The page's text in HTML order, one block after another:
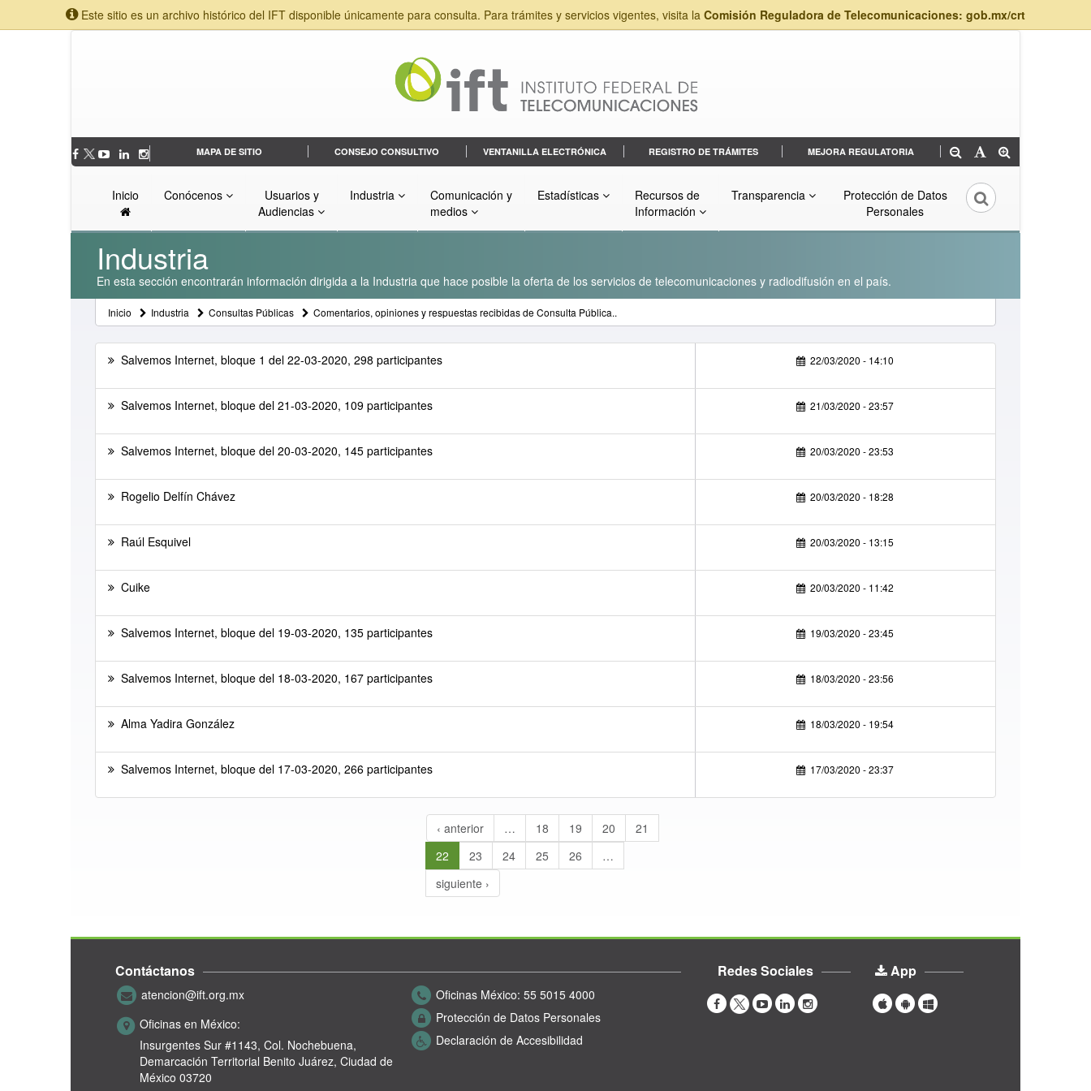
Este sitio es un archivo histórico del IFT disponible únicamente para consulta. Para trámites y servicios vigentes, visita la Comisión Reguladora de Telecomunicaciones: gob.mx/crt
MAPA DE SITIO CONSEJO CONSULTIVO VENTANILLA ELECTRÓNICA REGISTRO DE TRÁMITES MEJORA REGULATORIA
Inicio Conócenos
Usuarios y
Audiencias
Industria
Comunicación y
medios
Estadísticas
Recursos de
Información
Transparencia
Protección de Datos
Personales
Industria
En esta sección encontrarán información dirigida a la Industria que hace posible la oferta de los servicios de telecomunicaciones y radiodifusión en el país.
Inicio Industria Consultas Públicas Comentarios, opiniones y respuestas recibidas de Consulta Pública..
Salvemos Internet, bloque 1 del 22-03-2020, 298 participantes 22/03/2020 - 14:10
Salvemos Internet, bloque del 21-03-2020, 109 participantes 21/03/2020 - 23:57
Salvemos Internet, bloque del 20-03-2020, 145 participantes 20/03/2020 - 23:53
Rogelio Delfín Chávez 20/03/2020 - 18:28
Raúl Esquivel 20/03/2020 - 13:15
Cuike 20/03/2020 - 11:42
Salvemos Internet, bloque del 19-03-2020, 135 participantes 19/03/2020 - 23:45
Salvemos Internet, bloque del 18-03-2020, 167 participantes 18/03/2020 - 23:56
Alma Yadira González 18/03/2020 - 19:54
Salvemos Internet, bloque del 17-03-2020, 266 participantes 17/03/2020 - 23:37
‹ anterior … 18 19 20
21
22
23 24 25 26
…
siguiente ›
Contáctanos
atencion@ift.org.mx
Oficinas en México:
Insurgentes Sur #1143, Col. Nochebuena,
Demarcación Territorial Benito Juárez, Ciudad de
México 03720
Oficinas México: 55 5015 4000
Protección de Datos Personales
Declaración de Accesibilidad
Redes Sociales App